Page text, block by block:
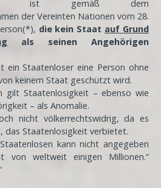
ist gemäß dem
der Vereinten Nationen vom 28.
die kein Staat auf Grund
als seinen Angehörigen
ein Staatenloser eine Person ohne
keinem Staat geschützt wird.
gilt Staatenlosigkeit – ebenso wie
– als Anomalie.
nicht völkerrechtswidrig, da es
das Staatenlosigkeit verbietet.
kann nicht angegeben
von weltweit einigen Millionen.“